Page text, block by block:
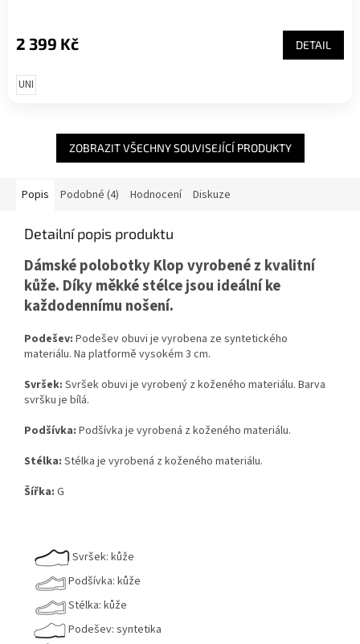
2 399 Kč DETAIL
UNI
ZOBRAZIT VŠECHNY SOUVISEJÍCÍ PRODUKTY
Popis Podobné (4) Hodnocení Diskuze
Detailní popis produktu
Dámské polobotky Klop vyrobené z kvalitní
kůže. Díky měkké stélce jsou ideální ke
každodennímu nošení.
Podešev: Podešev obuvi je vyrobena ze syntetického
materiálu. Na platformě vysokém 3 cm.
Svršek: Svršek obuvi je vyrobený z koženého materiálu. Barva
svršku je bílá.
Podšívka: Podšívka je vyrobená z koženého materiálu.
Stélka: Stélka je vyrobená z koženého materiálu.
Šířka: G
Svršek: kůže
Podšívka: kůže
Stélka: kůže
Podešev: syntetika